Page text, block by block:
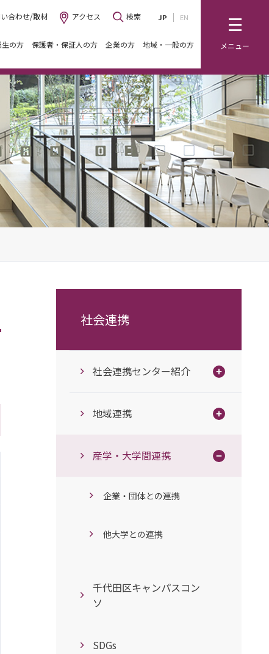
メニュー
検索 JP EN
合わせ/取材 アクセス
生の方 保護者・保証人の方 企業の方 地域・一般の方
社会連携
社会連携センター紹介
地域連携
産学・大学間連携
企業・団体との連携
他大学との連携
千代田区キャンパスコン
ソ
SDGs